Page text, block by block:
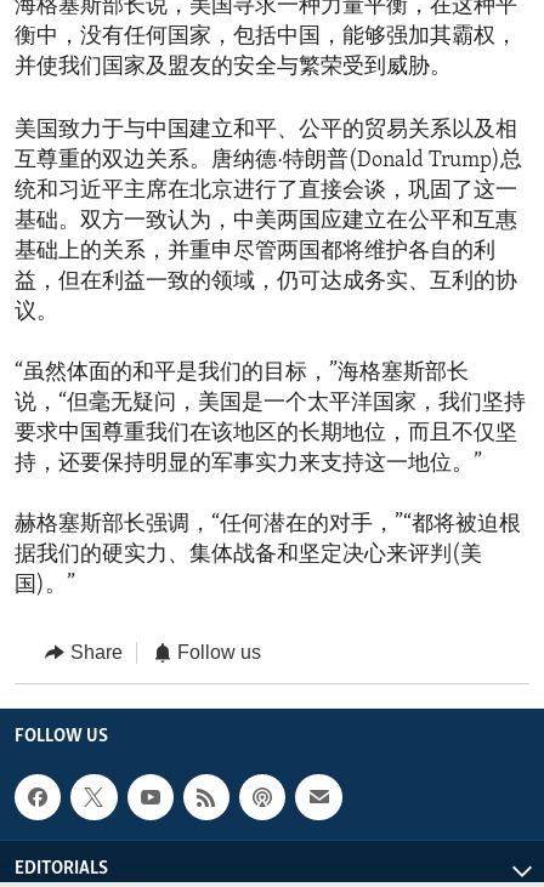
海格塞斯部长说，美国寻求一种力量平衡，在这种平
衡中，没有任何国家，包括中国，能够强加其霸权，
并使我们国家及盟友的安全与繁荣受到威胁。
美国致力于与中国建立和平、公平的贸易关系以及相
互尊重的双边关系。唐纳德·特朗普(Donald Trump)总
统和习近平主席在北京进行了直接会谈，巩固了这一
基础。双方一致认为，中美两国应建立在公平和互惠
基础上的关系，并重申尽管两国都将维护各自的利
益，但在利益一致的领域，仍可达成务实、互利的协
议。
“虽然体面的和平是我们的目标，”海格塞斯部长
说，“但毫无疑问，美国是一个太平洋国家，我们坚持
要求中国尊重我们在该地区的长期地位，而且不仅坚
持，还要保持明显的军事实力来支持这一地位。”
赫格塞斯部长强调，“任何潜在的对手，”“都将被迫根
据我们的硬实力、集体战备和坚定决心来评判(美
国)。”
Share Follow us
FOLLOW US
EDITORIALS